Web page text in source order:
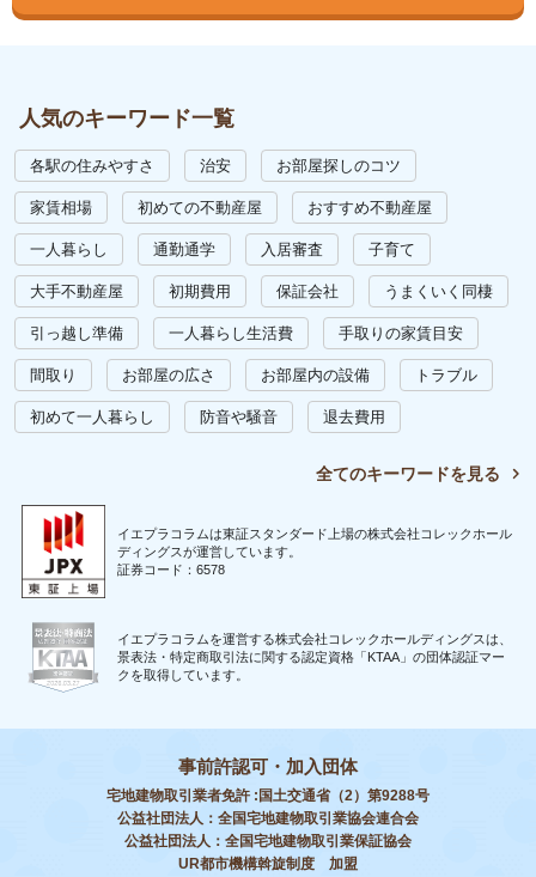
人気のキーワード一覧
各駅の住みやすさ 治安 お部屋探しのコツ
家賃相場 初めての不動産屋 おすすめ不動産屋
一人暮らし 通勤通学 入居審査 子育て
大手不動産屋 初期費用 保証会社 うまくいく同棲
引っ越し準備 一人暮らし生活費 手取りの家賃目安
間取り お部屋の広さ お部屋内の設備 トラブル
初めて一人暮らし 防音や騒音 退去費用
全てのキーワードを見る
イエプラコラムは東証スタンダード上場の株式会社コレックホール
ディングスが運営しています。
証券コード：6578
イエプラコラムを運営する株式会社コレックホールディングスは、
景表法・特定商取引法に関する認定資格「KTAA」の団体認証マー
クを取得しています。
事前許認可・加入団体
宅地建物取引業者免許 :国土交通省（2）第9288号
公益社団法人：全国宅地建物取引業協会連合会
公益社団法人：全国宅地建物取引業保証協会
UR都市機構斡旋制度 加盟